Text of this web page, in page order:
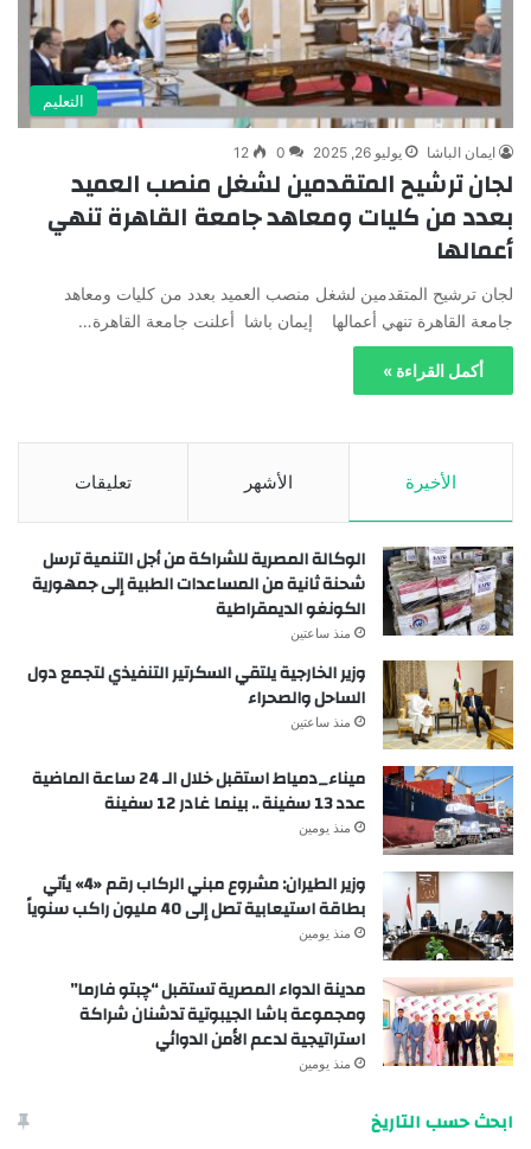
التعليم
ايمان الباشا يوليو 26, 2025 0
12
لجان ترشيح المتقدمين لشغل منصب العميد
بعدد من كليات ومعاهد جامعة القاهرة تنهي
أعمالها
لجان ترشيح المتقدمين لشغل منصب العميد بعدد من كليات ومعاهد
جامعة القاهرة تنهي أعمالها إيمان باشا أعلنت جامعة القاهرة…
أكمل القراءة »
الأخيرة الأشهر تعليقات
الوكالة المصرية للشراكة من أجل التنمية ترسل
شحنة ثانية من المساعدات الطبية إلى جمهورية
الكونغو الديمقراطية
منذ ساعتين
وزير الخارجية يلتقي السكرتير التنفيذي لتجمع دول
الساحل والصحراء
منذ ساعتين
ميناء_دمياط استقبل خلال الـ 24 ساعة الماضية
عدد 13 سفينة .. بينما غادر 12 سفينة
منذ يومين
وزير الطيران: مشروع مبني الركاب رقم «4» يأتي
بطاقة استيعابية تصل إلى 40 مليون راكب سنوياً
منذ يومين
مدينة الدواء المصرية تستقبل “چبتو فارما”
ومجموعة باشا الجيبوتية تدشنان شراكة
استراتيجية لدعم الأمن الدوائي
منذ يومين
ابحث حسب التاريخ